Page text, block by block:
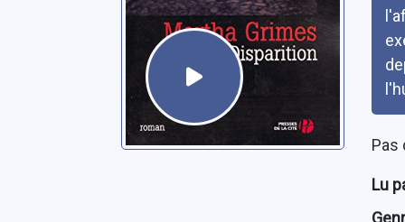
Pas
Lu